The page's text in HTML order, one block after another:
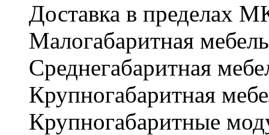
Доставка в пределах
Малогабаритная
Cреднегабаритная
Крупногабаритная
Крупногабаритные